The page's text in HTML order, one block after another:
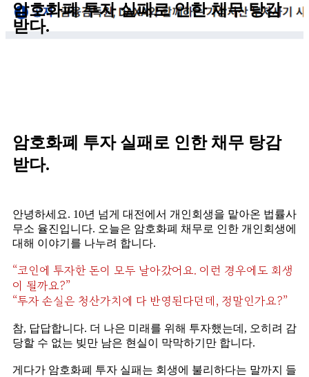
암호화폐 투자 실패로 인한 채무 탕감
받다.
암호화폐 투자 실패로 인한 채무 탕감
받다.
안녕하세요. 10년 넘게 대전에서 개인회생을 맡아온 법률사
무소 율진입니다. 오늘은 암호화폐 채무로 인한 개인회생에
대해 이야기를 나누려 합니다.
“코인에 투자한 돈이 모두 날아갔어요. 이런 경우에도 회생
이 될까요?”
“투자 손실은 청산가치에 다 반영된다던데, 정말인가요?”
참, 답답합니다. 더 나은 미래를 위해 투자했는데, 오히려 감
당할 수 없는 빚만 남은 현실이 막막하기만 합니다.
게다가 암호화폐 투자 실패는 회생에 불리하다는 말까지 들